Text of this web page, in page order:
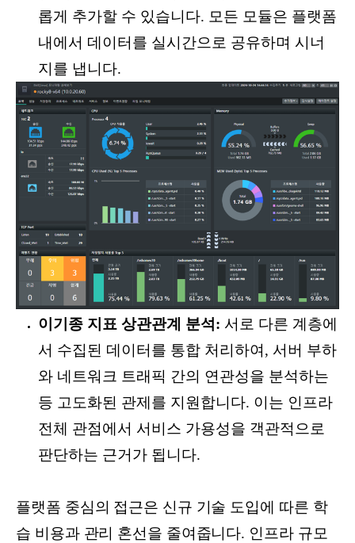
롭게 추가할 수 있습니다. 모든 모듈은 플랫폼
내에서 데이터를 실시간으로 공유하며 시너
지를 냅니다.
이기종 지표 상관관계 분석: 서로 다른 계층에
서 수집된 데이터를 통합 처리하여, 서버 부하
와 네트워크 트래픽 간의 연관성을 분석하는
등 고도화된 관제를 지원합니다. 이는 인프라
전체 관점에서 서비스 가용성을 객관적으로
판단하는 근거가 됩니다.
플랫폼 중심의 접근은 신규 기술 도입에 따른 학
습 비용과 관리 혼선을 줄여줍니다. 인프라 규모